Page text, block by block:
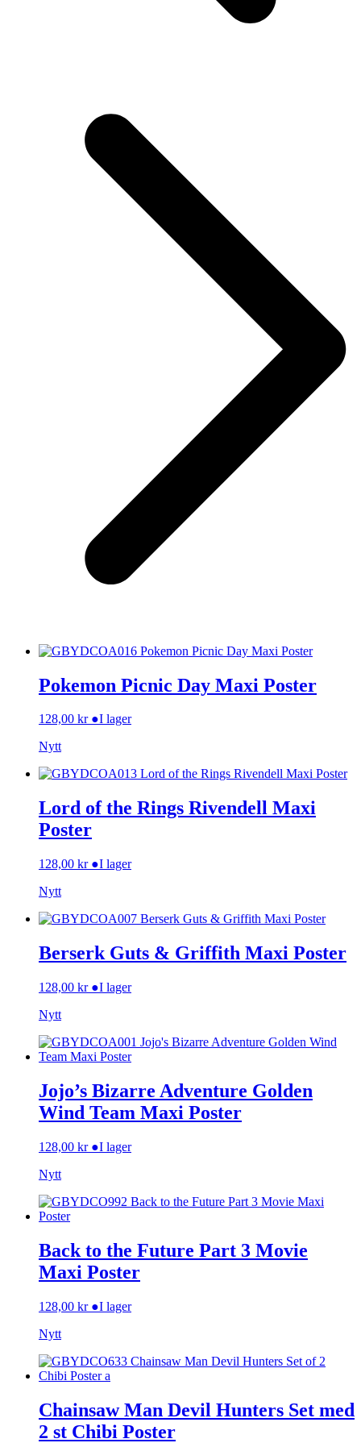
Pokemon Picnic Day Maxi Poster
128,00 kr ●I lager
Nytt
Lord of the Rings Rivendell Maxi
Poster
128,00 kr ●I lager
Nytt
Berserk Guts & Griffith Maxi Poster
128,00 kr ●I lager
Nytt
Jojo’s Bizarre Adventure Golden
Wind Team Maxi Poster
128,00 kr ●I lager
Nytt
Back to the Future Part 3 Movie
Maxi Poster
128,00 kr ●I lager
Nytt
Chainsaw Man Devil Hunters Set med
2 st Chibi Poster